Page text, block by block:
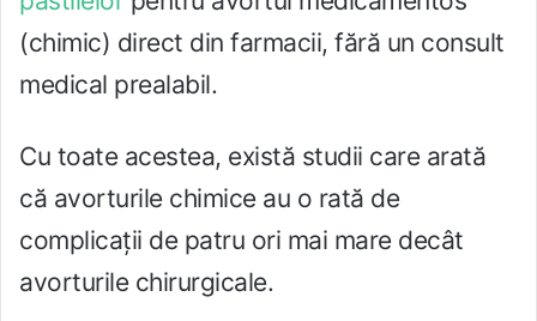
(chimic) direct din farmacii, fără un consult
medical prealabil.
Cu toate acestea, există studii care arată
că avorturile chimice au o rată de
complicații de patru ori mai mare decât
avorturile chirurgicale.